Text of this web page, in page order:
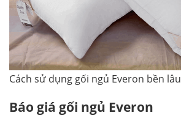
Cách sử dụng gối ngủ Everon bền lâu
Báo giá gối ngủ Everon